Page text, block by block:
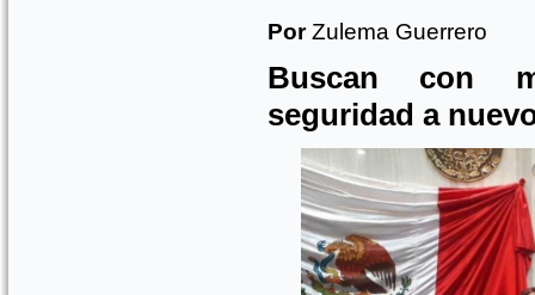
PorZulema Guerrero
Buscan con
seguridad a